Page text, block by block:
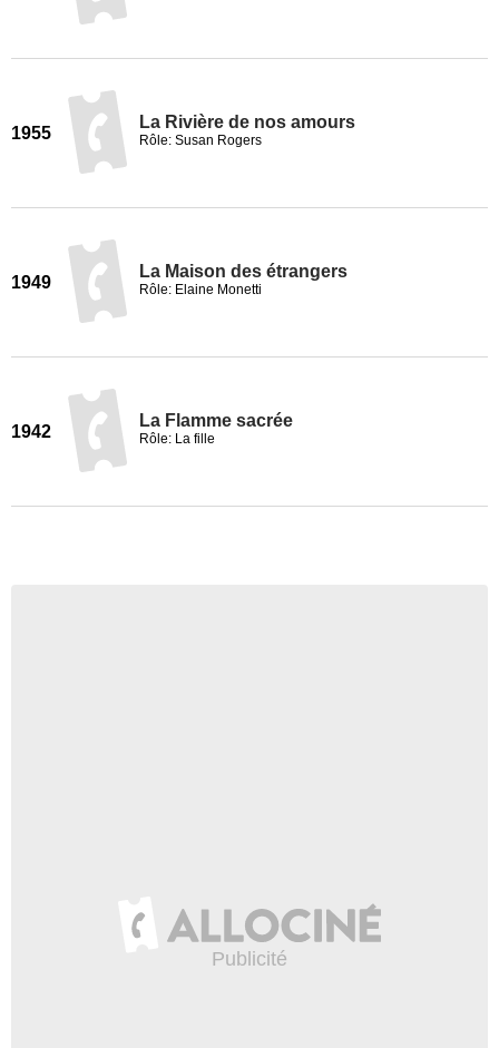
1955
La Rivière de nos amours
Rôle: Susan Rogers
1949
La Maison des étrangers
Rôle: Elaine Monetti
1942
La Flamme sacrée
Rôle: La fille